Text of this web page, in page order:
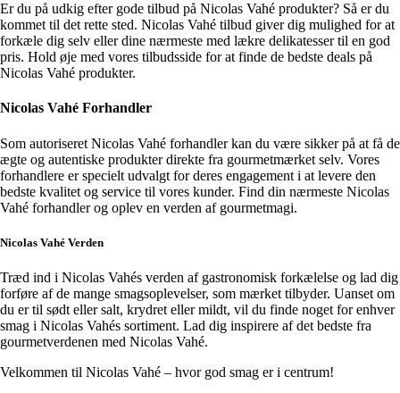
Er du på udkig efter gode tilbud på Nicolas Vahé produkter? Så er du
kommet til det rette sted. Nicolas Vahé tilbud giver dig mulighed for at
forkæle dig selv eller dine nærmeste med lækre delikatesser til en god
pris. Hold øje med vores tilbudsside for at finde de bedste deals på
Nicolas Vahé produkter.
Nicolas Vahé Forhandler
Som autoriseret Nicolas Vahé forhandler kan du være sikker på at få de
ægte og autentiske produkter direkte fra gourmetmærket selv. Vores
forhandlere er specielt udvalgt for deres engagement i at levere den
bedste kvalitet og service til vores kunder. Find din nærmeste Nicolas
Vahé forhandler og oplev en verden af gourmetmagi.
Nicolas Vahé Verden
Træd ind i Nicolas Vahés verden af gastronomisk forkælelse og lad dig
forføre af de mange smagsoplevelser, som mærket tilbyder. Uanset om
du er til sødt eller salt, krydret eller mildt, vil du finde noget for enhver
smag i Nicolas Vahés sortiment. Lad dig inspirere af det bedste fra
gourmetverdenen med Nicolas Vahé.
Velkommen til Nicolas Vahé – hvor god smag er i centrum!